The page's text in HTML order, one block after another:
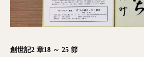
創世記2 章18 ～ 25 節